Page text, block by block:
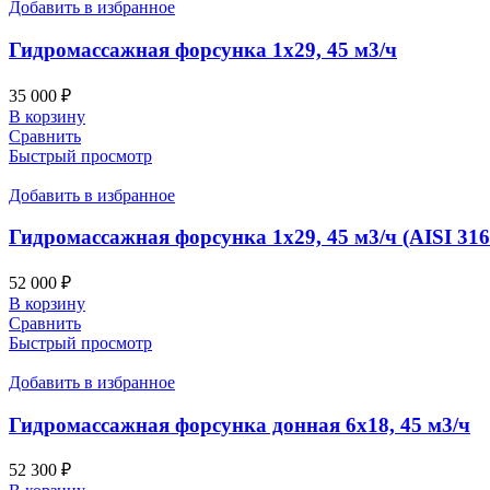
Добавить в избранное
Гидромассажная форсунка 1х29, 45 м3/ч
35 000 ₽
В корзину
Сравнить
Быстрый просмотр
Добавить в избранное
Гидромассажная форсунка 1х29, 45 м3/ч (AISI
52 000 ₽
В корзину
Сравнить
Быстрый просмотр
Добавить в избранное
Гидромассажная форсунка донная 6х18, 45 м3/ч
52 300 ₽